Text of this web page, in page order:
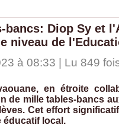
bancs: Diop Sy et
niveau de
à 08:33 | Lu 849
en étroite
de mille tables-bancs
Cet effort
éducatif local.